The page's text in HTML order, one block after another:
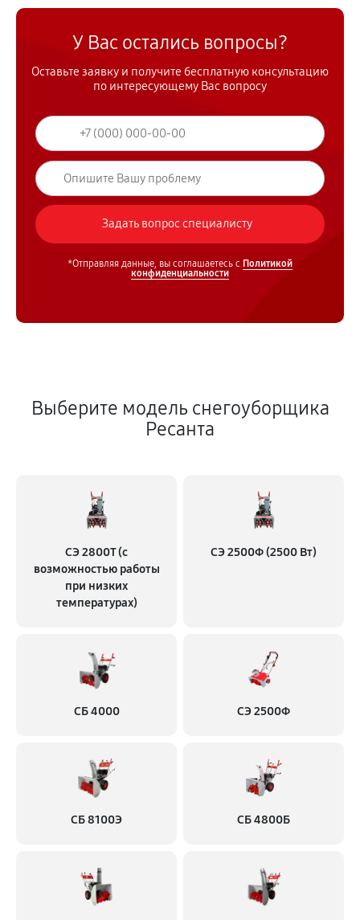
У Вас остались вопросы?
Оставьте заявку и получите бесплатную консультацию
по интересующему Вас вопросу
*Отправляя данные, вы соглашаетесь с Политикой
конфиденциальности
Выберите модель снегоуборщика
Ресанта
СЭ 2800Т (с
возможностью работы
при низких
температурах)
СЭ 2500Ф (2500 Вт)
СБ 4000 СЭ 2500Ф
СБ 8100Э СБ 4800Б